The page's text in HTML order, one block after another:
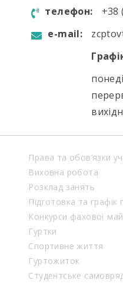
телефон:
+38
e-mail:
Права та обов’язки
Виховна робота
Розклад занять
Підготовка та
Конкурси фахової
Гуртки
Спортивне життя
Гуртожиток
Студентське